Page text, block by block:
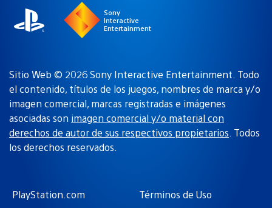
Sony
Interactive
Entertainment
Sitio Web © 2026 Sony Interactive Entertainment. Todo
el contenido, títulos de los juegos, nombres de marca y/o
imagen comercial, marcas registradas e imágenes
asociadas son imagen comercial y/o material con
derechos de autor de sus respectivos propietarios. Todos
los derechos reservados.
PlayStation.com Términos de Uso